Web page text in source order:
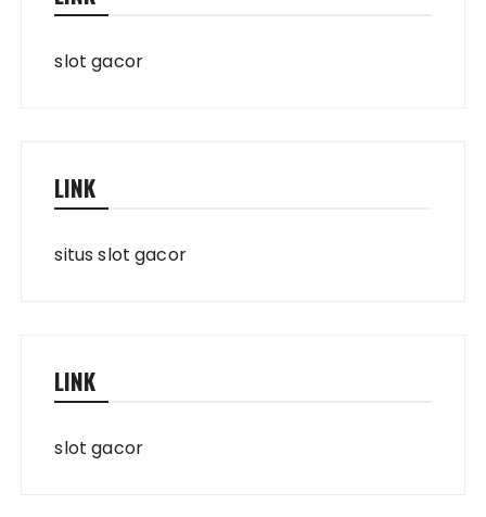
slot gacor
LINK
situs slot gacor
LINK
slot gacor